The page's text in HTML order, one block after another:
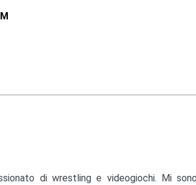
di wrestling e videogiochi. Mi